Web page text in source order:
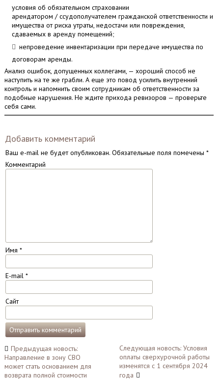
условия об обязательном страховании
арендатором / ссудополучателем гражданской ответственности и
имущества от риска утраты, недостачи или повреждения,
сдаваемых в аренду помещений;
непроведение инвентаризации при передаче имущества по
договорам аренды.
Анализ ошибок, допущенных коллегами, — хороший способ не
наступить на те же грабли. А еще это повод усилить внутренний
контроль и напомнить своим сотрудникам об ответственности за
подобные нарушения. Не ждите прихода ревизоров — проверьте
себя сами.
Добавить комментарий
Ваш e-mail не будет опубликован.Обязательные поля помечены *
Комментарий
Имя *
E-mail *
Сайт
Навигация
по
записям
Предыдущая новость:
Направление в зону СВО
может стать основанием для
возврата полной стоимости
Следующая новость: Условия
оплаты сверхурочной работы
изменятся с 1 сентября 2024
года